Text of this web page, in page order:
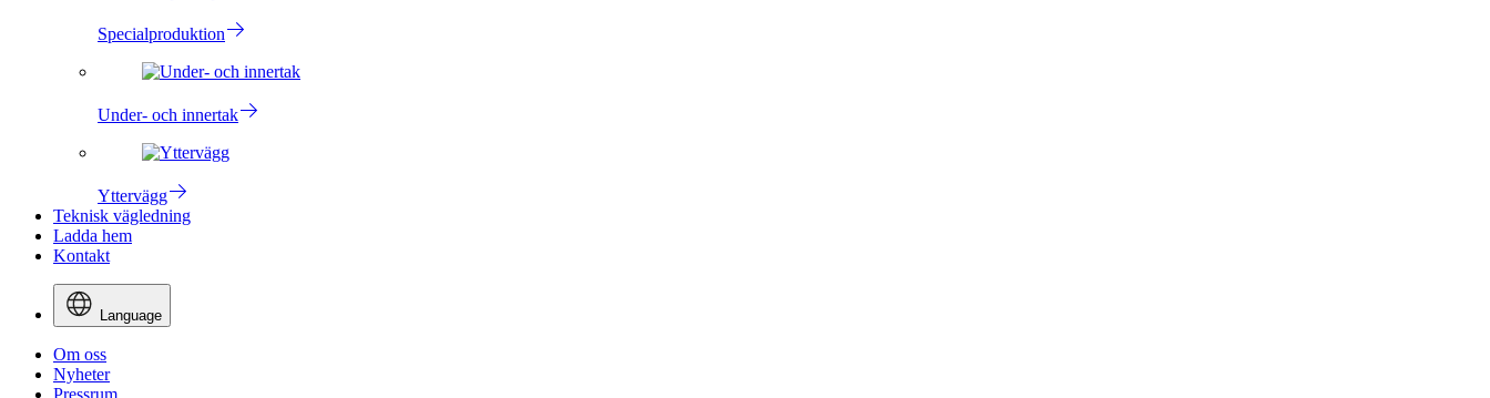
Specialproduktion
Under- och innertak
Yttervägg
Teknisk vägledning
Ladda hem
Kontakt
Language
Om oss
Nyheter
Pressrum